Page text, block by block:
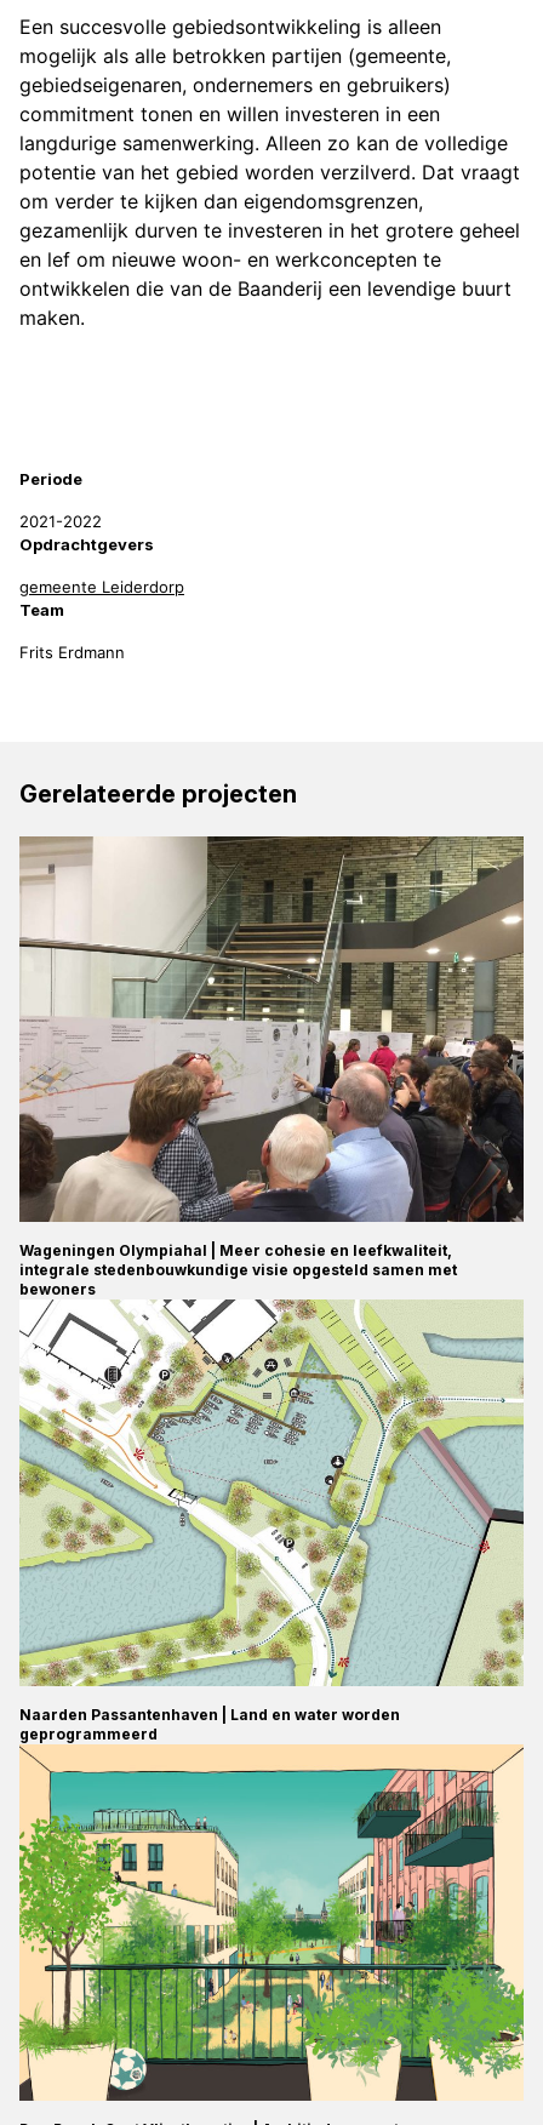
Een succesvolle gebiedsontwikkeling is alleen
mogelijk als alle betrokken partijen (gemeente,
gebiedseigenaren, ondernemers en gebruikers)
commitment tonen en willen investeren in een
langdurige samenwerking. Alleen zo kan de volledige
potentie van het gebied worden verzilverd. Dat vraagt
om verder te kijken dan eigendomsgrenzen,
gezamenlijk durven te investeren in het grotere geheel
en lef om nieuwe woon- en werkconcepten te
ontwikkelen die van de Baanderij een levendige buurt
maken.
Periode
2021-2022
Opdrachtgevers
gemeente Leiderdorp
Team
Frits Erdmann
Gerelateerde projecten
Wageningen Olympiahal | Meer cohesie en leefkwaliteit,
integrale stedenbouwkundige visie opgesteld samen met
bewoners
Naarden Passantenhaven | Land en water worden
geprogrammeerd